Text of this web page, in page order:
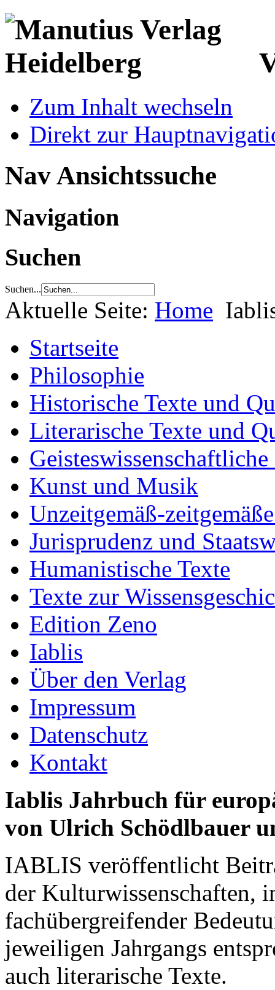
Zum Inhalt wechseln
Direkt zur
Nav Ansichtssuche
Navigation
Suchen
Suchen...
Aktuelle Seite: Home
Startseite
Philosophie
Historische Texte und
Literarische Texte und
Kunst und Musik
Unzeitgemäß-
Jurisprudenz und
Humanistische Texte
Texte zur
Edition Zeno
Iablis
Über den Verlag
Impressum
Datenschutz
Kontakt
Iablis Jahrbuch für
von Ulrich Schödlbauer
IABLIS veröffentlicht
der Kulturwissenschaften,
fachübergreifender
jeweiligen Jahrgangs
auch literarische Texte.